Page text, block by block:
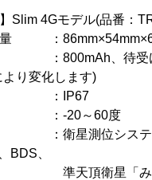
】Slim 4Gモデル(品番：
量 ：
：800mAh、待受け
より変化します)
能 ：IP67
：-20～60度
衛星測位システム(
BDS、
衛星「みちび